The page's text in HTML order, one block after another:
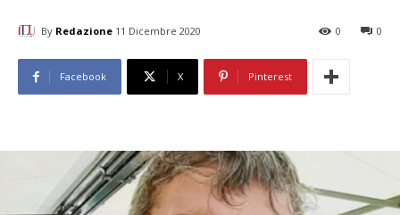
By Redazione 11 Dicembre 2020 0
0
Facebook X Pinterest